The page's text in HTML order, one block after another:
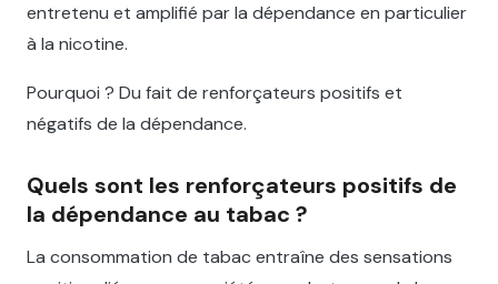
entretenu et amplifié par la dépendance en particulier
à la nicotine.
Pourquoi ? Du fait de renforçateurs positifs et
négatifs de la dépendance.
Quels sont les renforçateurs positifs de
la dépendance au tabac ?
La consommation de tabac entraîne des sensations